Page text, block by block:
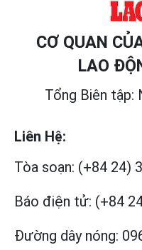
CƠ QUAN
LAO
Tổng Biên tập:
Liên Hệ:
Tòa soạn: (+84 24)
Báo điện tử: (+84
Đường dây nóng: